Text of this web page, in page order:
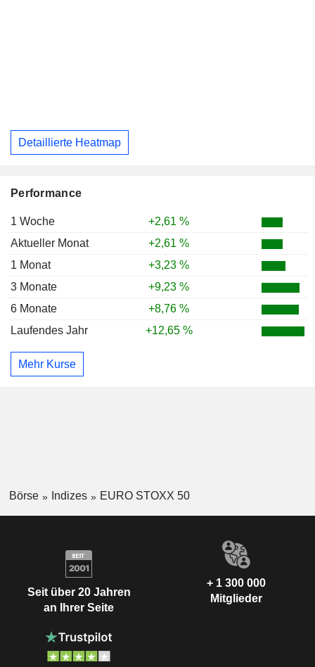
Detaillierte Heatmap
Performance
1 Woche
+2,61 %
Aktueller Monat
+2,61 %
1 Monat
+3,23 %
3 Monate
+9,23 %
6 Monate
+8,76 %
Laufendes Jahr
+12,65 %
Mehr Kurse
Börse Indizes EURO STOXX 50
Seit über 20 Jahren
an Ihrer Seite
+ 1 300 000
Mitglieder